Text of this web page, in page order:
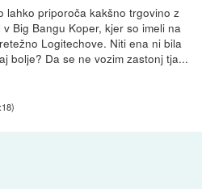
lahko priporoča kakšno trgovino z
Big Bangu Koper, kjer so imeli na
Logitechove. Niti ena ni bila
bolje? Da se ne vozim zastonj tja...
)